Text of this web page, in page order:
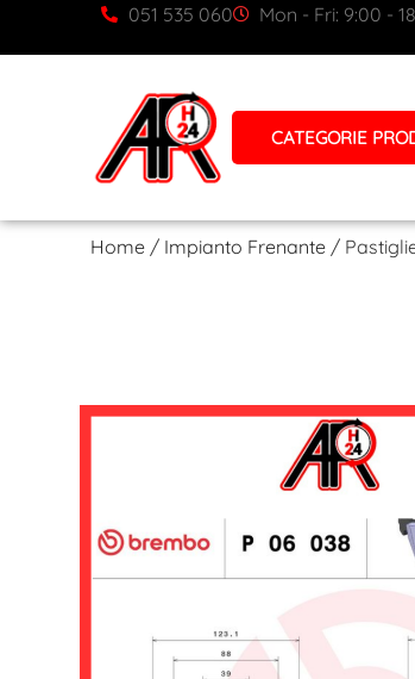
051 535 060 Mon - Fri: 9:00 -
CATEGORIE
Home / Impianto Frenante /